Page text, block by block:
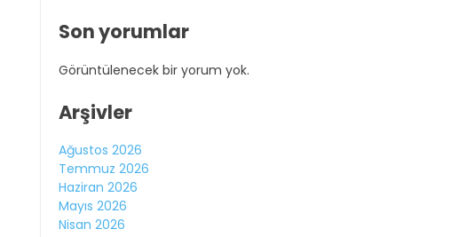
Son yorumlar
Görüntülenecek bir yorum yok.
Arşivler
Ağustos 2026
Temmuz 2026
Haziran 2026
Mayıs 2026
Nisan 2026